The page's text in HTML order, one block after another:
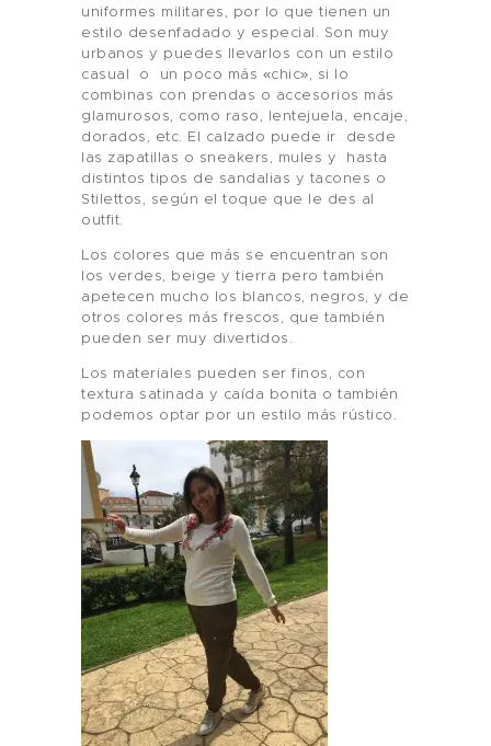
uniformes militares, por lo que tienen un
estilo desenfadado y especial. Son muy
urbanos y puedes llevarlos con un estilo
casual o un poco más «chic», si lo
combinas con prendas o accesorios más
glamurosos, como raso, lentejuela, encaje,
dorados, etc. El calzado puede ir desde
las zapatillas o sneakers, mules y hasta
distintos tipos de sandalias y tacones o
Stilettos, según el toque que le des al
outfit.
Los colores que más se encuentran son
los verdes, beige y tierra pero también
apetecen mucho los blancos, negros, y de
otros colores más frescos, que también
pueden ser muy divertidos.
Los materiales pueden ser finos, con
textura satinada y caída bonita o también
podemos optar por un estilo más rústico.